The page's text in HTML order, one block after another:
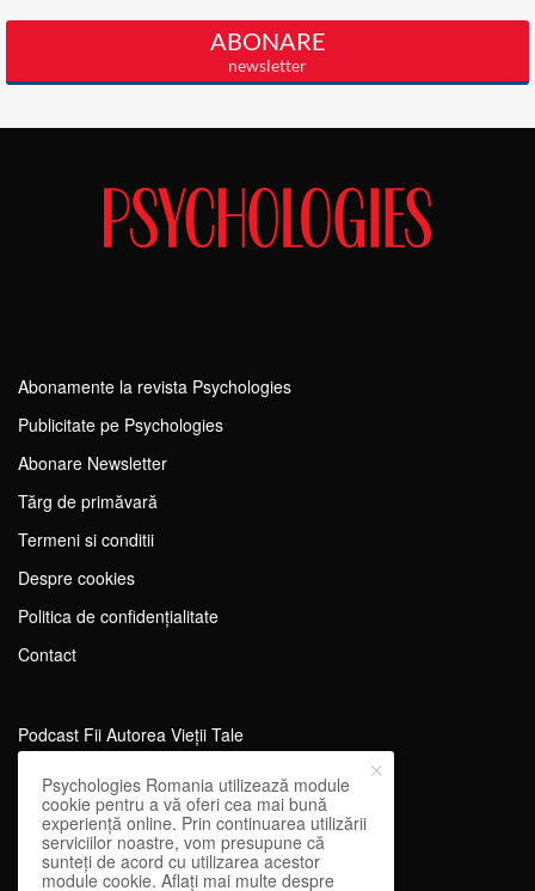
Abonamente la revista Psychologies
Publicitate pe Psychologies
Abonare Newsletter
Tărg de primăvară
Termeni si conditii
Despre cookies
Politica de confidențialitate
Contact
Podcast Fii Autorea Vieții Tale
Evenimente Fii Autoarea Vieții Tale!
SportEdu
Antrenament Mental pentru Sportivi
Psychologies Romania utilizează module
cookie pentru a vă oferi cea mai bună
experiență online. Prin continuarea utilizării
serviciilor noastre, vom presupune că
sunteți de acord cu utilizarea acestor
module cookie. Aflați mai multe despre